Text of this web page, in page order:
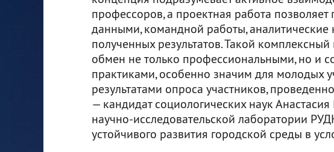
профессоров, а проектная работа
данными, командной работы,
полученных результатов. Такой
обмен не только профессиональными, но и
практиками, особенно значим для молодых
результатами опроса участников,
— кандидат социологических наук
научно-исследовательской лаборатории
устойчивого развития городской среды в